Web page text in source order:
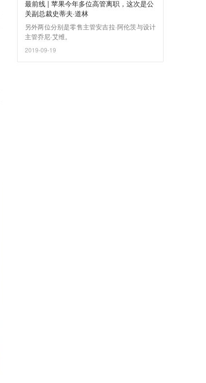
最前线 | 苹果今年多位高管离职，这次是公
关副总裁史蒂夫·道林
另外两位分别是零售主管安吉拉·阿伦茨与设计
主管乔尼·艾维。
2019-09-19